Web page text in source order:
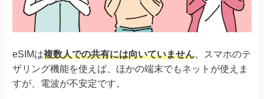
DuraForce EX KC-S703
DuraForce EX KY-51D
その他
Libero 5G IV
Libero 5G III
Libero 5G II
あんしんファミリースマホ
eSIMは複数人での共有には向いていません。スマホのテ
ザリング機能を使えば、ほかの端末でもネットが使えま
すが、電波が不安定です。